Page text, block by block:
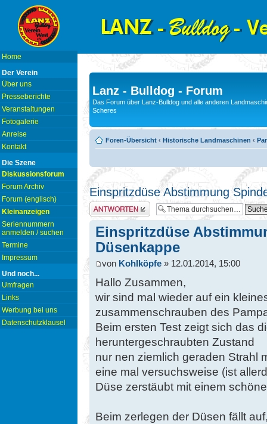
Home
Der Verein
Über uns
Presseberichte
Veranstaltungen
Fotogalerie
Anreise
Kontakt
Die Szene
Diskussionsforum
Forum Archiv
Forum (englisch)
Kleinanzeigen
Seriennummern
anmelden / suchen
Termine
Impressum
Und noch...
Umfragen
Links
Werbung bei uns
Datenschutzklausel
Lanz - Bulldog - Forum
Das Forum über Lanz-Bulldog und alle anderen
Scheres
Foren-Übersicht ‹ Historische Landmaschinen ‹
Einspritzdüse Abstimmung
Antwort erstellen
Einspritzdüse
Düsenkappe
von Kohlköpfe » 12.01.2014, 15:00
Hallo Zusammen,
wir sind mal wieder auf ein
zusammenschrauben des
Beim ersten Test zeigt sich das
heruntergeschraubten Zustand
nur nen ziemlich geraden Strahl
eine mal versuchsweise (ist
Düse zerstäubt mit einem
Beim zerlegen der Düsen fällt